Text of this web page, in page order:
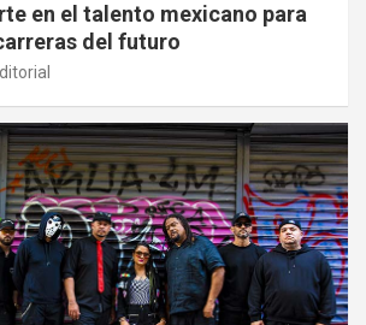
en el talento mexicano para
del futuro